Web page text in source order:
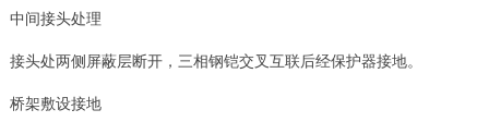
中间接头处理
接头处两侧屏蔽层断开，三相钢铠交叉互联后经保护器接地。
桥架敷设接地